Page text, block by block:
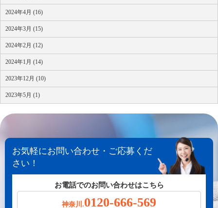
2024年4月 (16)
2024年3月 (15)
2024年2月 (12)
2024年1月 (14)
2023年12月 (10)
2023年5月 (1)
お気軽にお問い合わせ・ご応募くだ
さい！
お電話でのお問い合わせはこちら
神奈川.0120-666-569